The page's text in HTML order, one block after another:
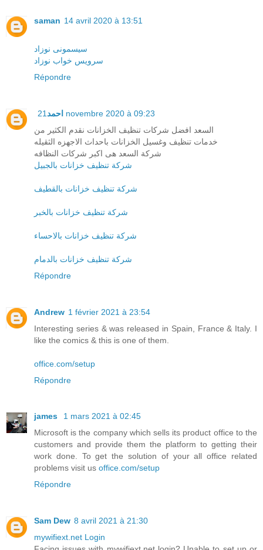
saman 14 avril 2020 à 13:51
سیسمونی نوزاد
سرویس خواب نوزاد
Répondre
احمد 21 novembre 2020 à 09:23
السعد افضل شركات تنظيف الخزانات نقدم الكثير من
خدمات تنظيف وغسيل الخزانات باحداث الاجهزه الثقيله
شركة السعد هى اكبر شركات النظافه
شركة تنظيف خزانات بالجبيل
شركة تنظيف خزانات بالقطيف
شركة تنظيف خزانات بالخبر
شركة تنظيف خزانات بالاحساء
شركة تنظيف خزانات بالدمام
Répondre
Andrew 1 février 2021 à 23:54
Interesting series & was released in Spain, France & Italy. I
like the comics & this is one of them.
office.com/setup
Répondre
james
1 mars 2021 à 02:45
Microsoft is the company which sells its product office to the
customers and provide them the platform to getting their
work done. To get the solution of your all office related
problems visit us office.com/setup
Répondre
Sam Dew 8 avril 2021 à 21:30
mywifiext.net Login